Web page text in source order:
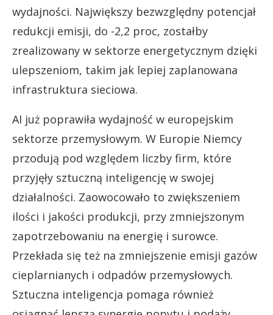
wydajności. Największy bezwzględny potencjał
redukcji emisji, do -2,2 proc, zostałby
zrealizowany w sektorze energetycznym dzięki
ulepszeniom, takim jak lepiej zaplanowana
infrastruktura sieciowa.
AI już poprawiła wydajność w europejskim
sektorze przemysłowym. W Europie Niemcy
przodują pod względem liczby firm, które
przyjęły sztuczną inteligencję w swojej
działalności. Zaowocowało to zwiększeniem
ilości i jakości produkcji, przy zmniejszonym
zapotrzebowaniu na energię i surowce.
Przekłada się też na zmniejszenie emisji gazów
cieplarnianych i odpadów przemysłowych.
Sztuczna inteligencja pomaga również